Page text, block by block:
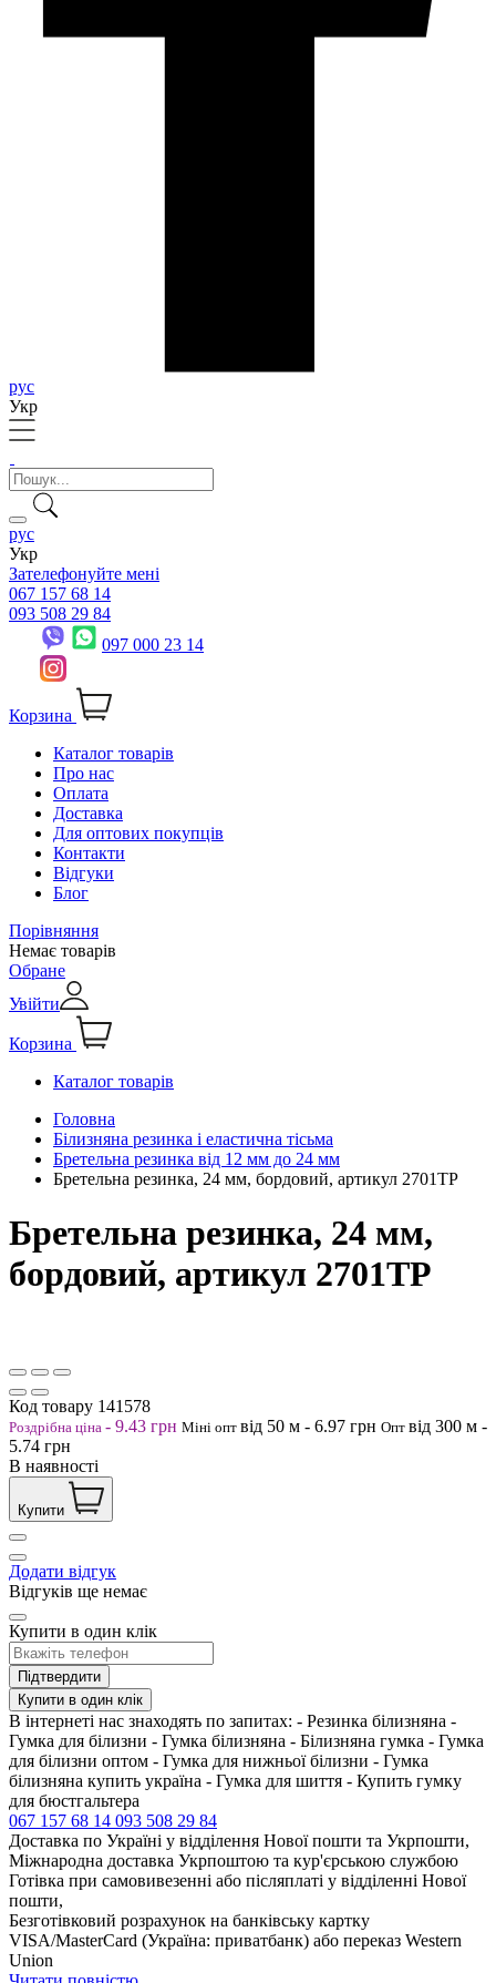
рус
Укр
рус
Укр
Зателефонуйте мені
067 157 68 14
093 508 29 84
097 000 23 14
Корзина
Каталог товарів
Про нас
Оплата
Доставка
Для оптових покупців
Контакти
Відгуки
Блог
Порівняння
Немає товарів
Обране
Увійти
Корзина
Каталог товарів
Головна
Білизняна резинка і еластична тісьма
Бретельна резинка від 12 мм до 24 мм
Бретельна резинка, 24 мм, бордовий, артикул 2701ТР
Бретельна резинка, 24 мм,
бордовий, артикул 2701ТР
Код товару 141578
Роздрібна ціна - 9.43 грн Міні опт від 50 м - 6.97 грн Опт від 300 м -
5.74 грн
В наявності
Купити
Додати відгук
Відгуків ще немає
Купити в один клік
Підтвердити
Купити в один клік
В інтернеті нас знаходять по запитах: - Резинка білизняна -
Гумка для білизни - Гумка білизняна - Білизняна гумка - Гумка
для білизни оптом - Гумка для нижньої білизни - Гумка
білизняна купить україна - Гумка для шиття - Купить гумку
для бюстгальтера
067 157 68 14 093 508 29 84
Доставка по Україні у відділення Нової пошти та Укрпошти,
Міжнародна доставка Укрпоштою та кур'єрською службою
Готівка при самовивезенні або післяплаті у відділенні Нової
пошти,
Безготівковий розрахунок на банківську картку
VISA/MasterCard (Україна: приватбанк) або переказ Western
Union